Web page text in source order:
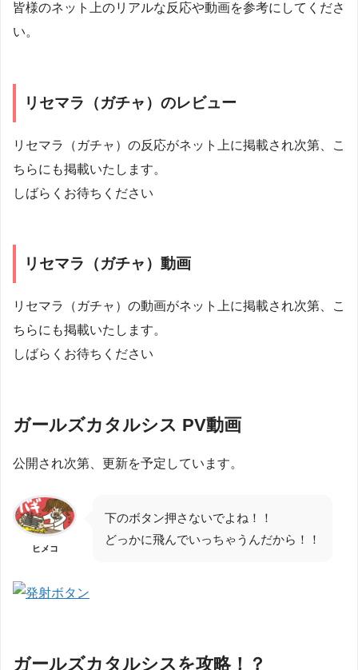
皆様のネット上のリアルな反応や動画を参考にしてくださ
い。
リセマラ（ガチャ）のレビュー
リセマラ（ガチャ）の反応がネット上に掲載され次第、こ
ちらにも掲載いたします。
しばらくお待ちください
リセマラ（ガチャ）動画
リセマラ（ガチャ）の動画がネット上に掲載され次第、こ
ちらにも掲載いたします。
しばらくお待ちください
ガールズカタルシス PV動画
公開され次第、更新を予定しています。
ヒメコ
下のボタン押さないでよね！！
どっかに飛んでいっちゃうんだから！！
ガールズカタルシスを攻略！？